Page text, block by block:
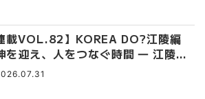
載VOL.82】KOREA DO?江陵編
を迎え、人をつなぐ時間 ― 江陵端
】